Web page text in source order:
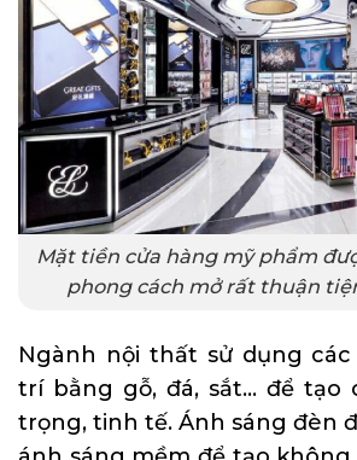
Mặt tiền cửa hàng mỹ phẩm
phong cách mở rất thuận
Ngành nội thất sử dụng
trí bằng gỗ, đá, sắt… để tạo
trọng, tinh tế. Ánh sáng đèn